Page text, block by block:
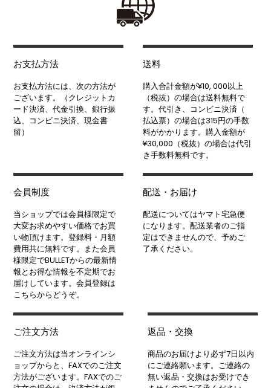
お支払方法
お支払方法には、次の方法が
ございます。（クレジットカ
ード決済、代金引換、銀行振
込、コンビニ決済、現金書
留）
送料
購入合計金額が¥10, 000以上
（税抜）の場合は送料無料で
す。代引き、コンビニ決済（
払込票）の場合は315円の手数
料がかかります。購入金額が
¥30,000（税抜）の場合は代引
き手数料無料です。
会員制度
当ショップでは会員様限定で
大変お求めやすい価格でお買
い物頂けます。登録料・月額
費用共に無料です。また会員
様限定でBULLETからの最新情
報とお得な情報を不定期でお
届けしています。会員登録は
こちらからどうぞ。
配送・お届け
配送についてはヤマト宅急便
になります。配送業者のご指
定はできませんので、予めご
了承ください。
ご注文方法
ご注文方法は当オンラインシ
ョップからと、FAXでのご注文
方法がございます。FAXでのご
返品・交換
商品のお届けより必ず7日以内
にご連絡願います。ご連絡の
無い返品・交換はお受けでき